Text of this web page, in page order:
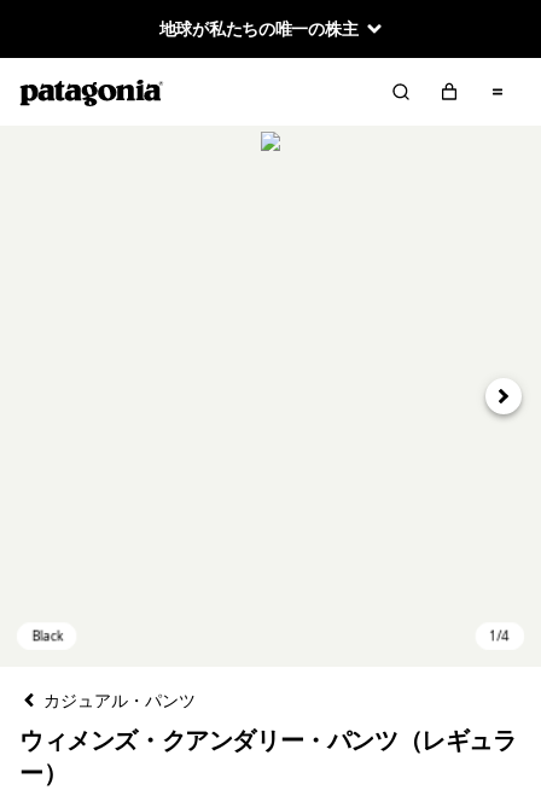
地球が私たちの唯一の株主
次へ
カジュアル・パンツ
ウィメンズ・クアンダリー・パンツ（レギュラ
ー）